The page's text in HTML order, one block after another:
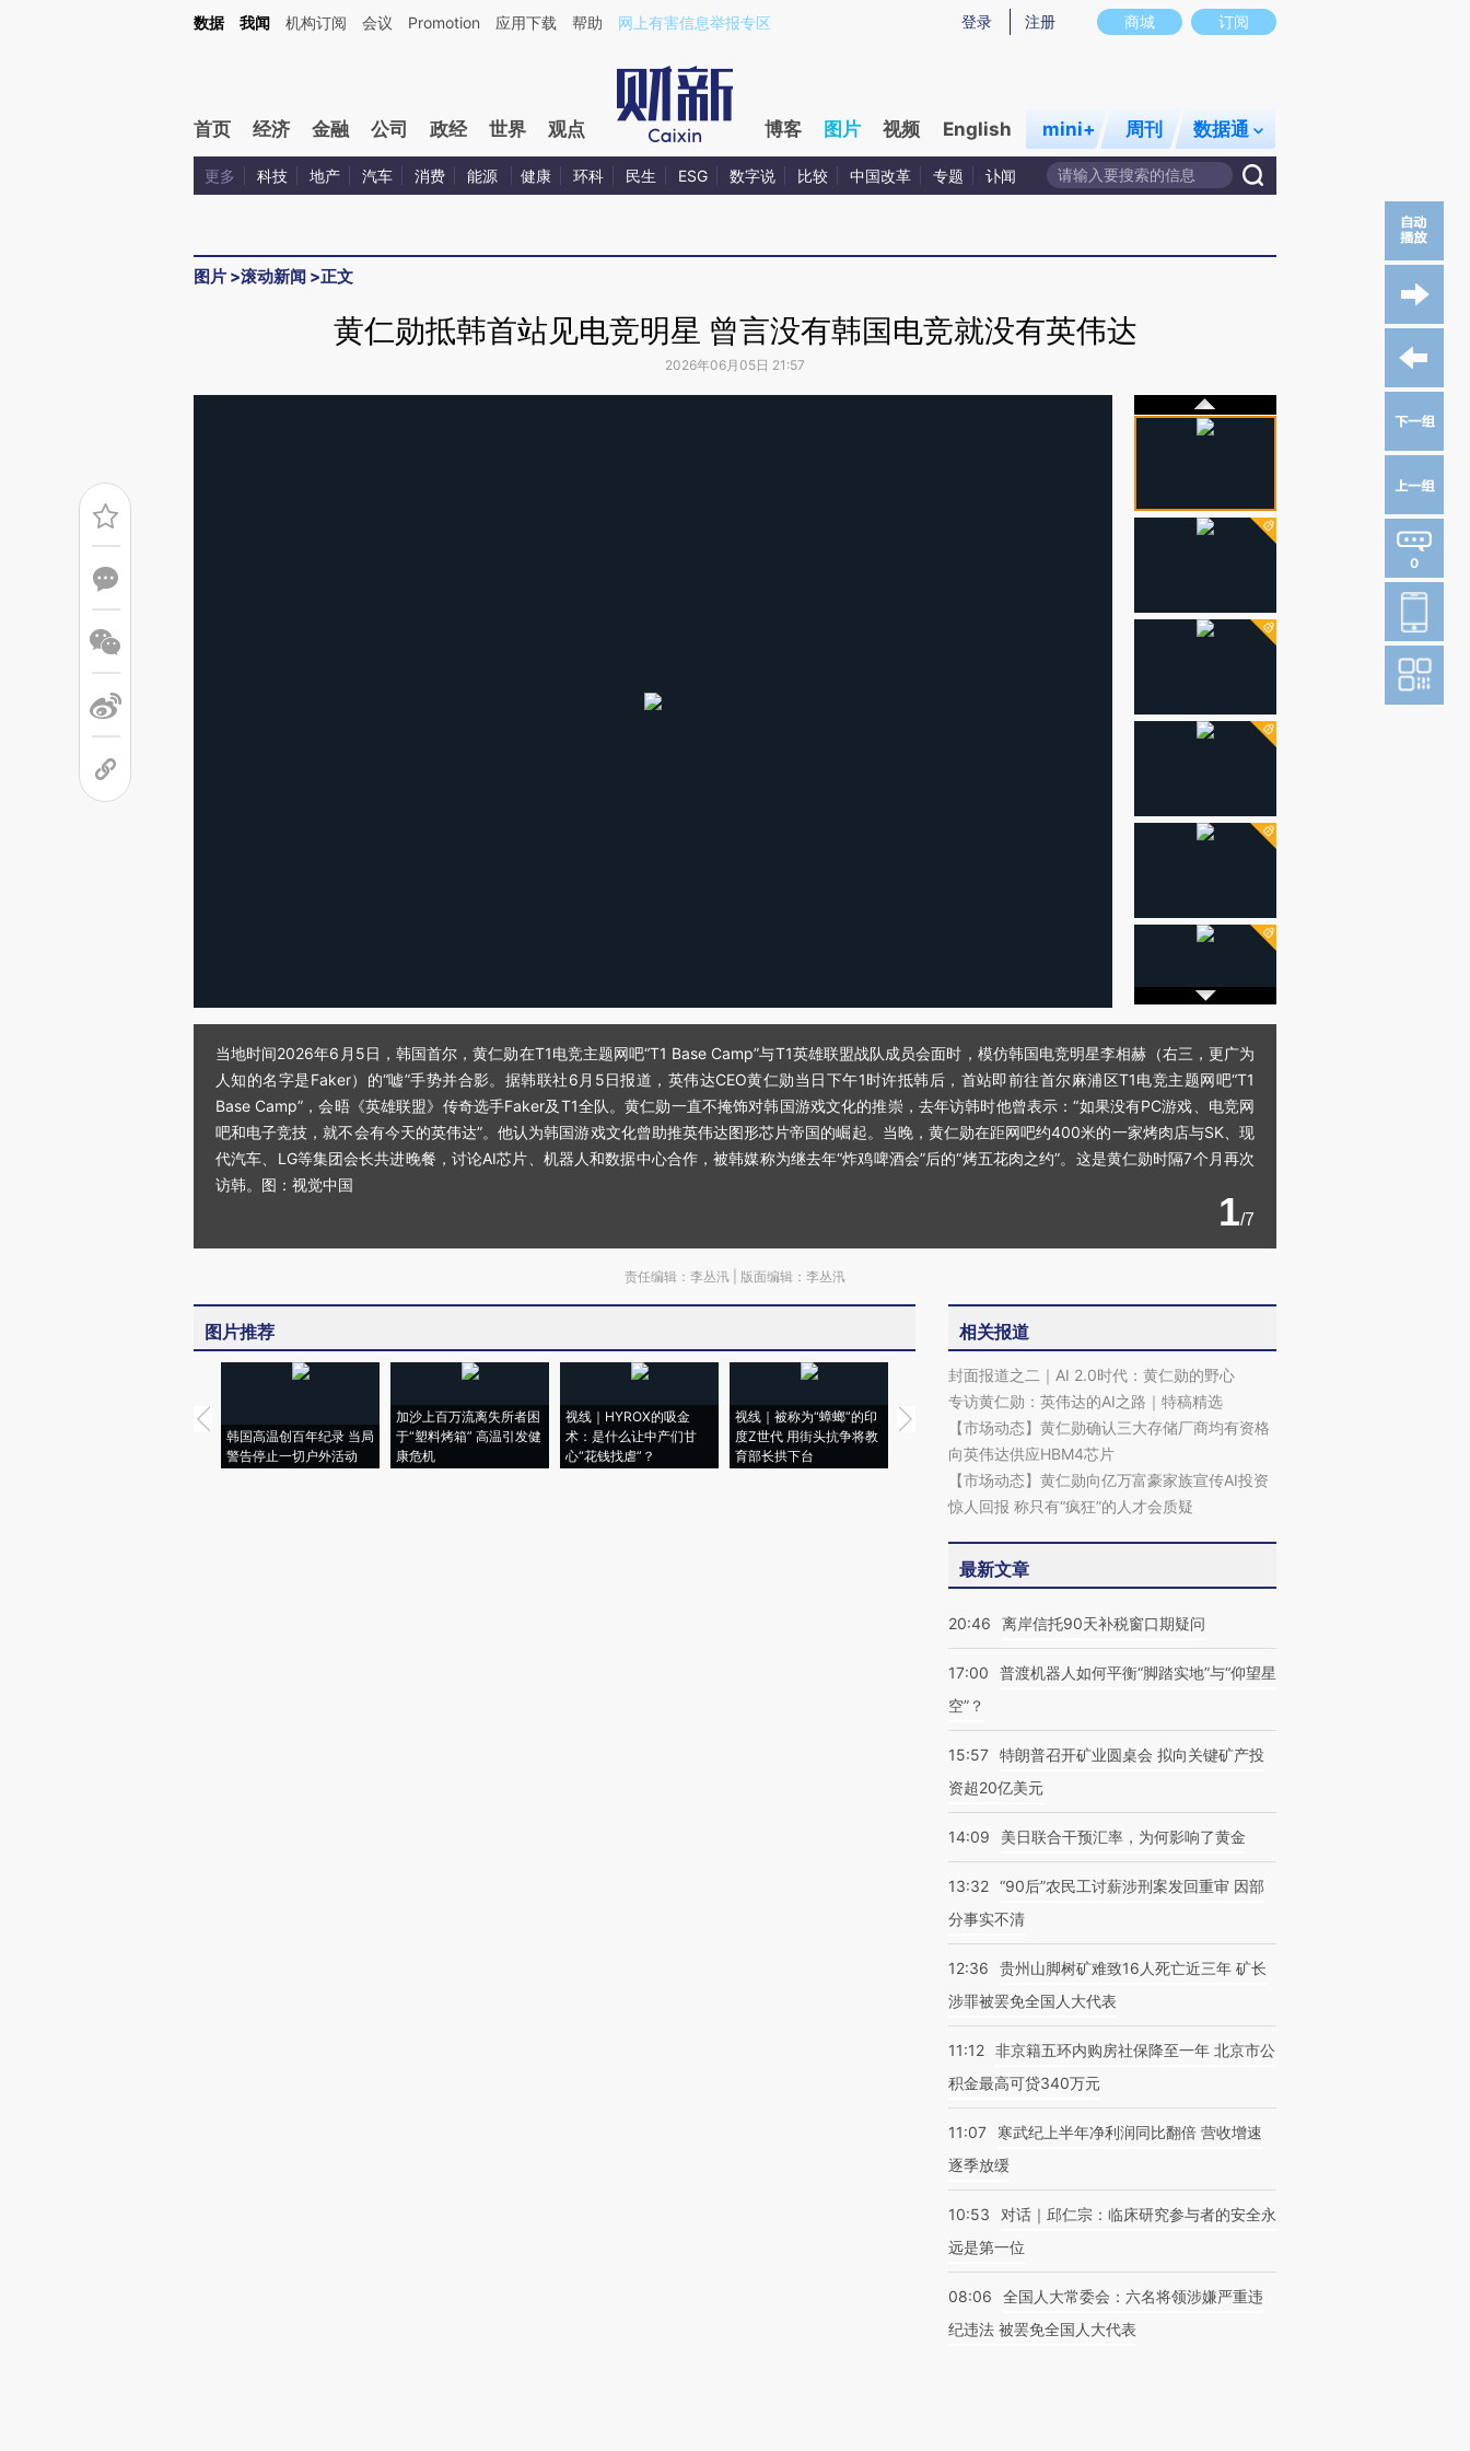
商城 订阅
登录 注册
数据 我闻 机构订阅 会议 Promotion 应用下载 帮助 网上有害信息举报专区
首页 经济 金融 公司 政经 世界 观点 博客 图片 视频 English mini+ 周刊 数据通
更多 科技 地产 汽车 消费 能源 健康 环科 民生 ESG 数字说 比较 中国改革 专题 讣闻
图片 >滚动新闻 >正文
黄仁勋抵韩首站见电竞明星 曾言没有韩国电竞就没有英伟达
2026年06月05日 21:57
0
登
成
当地时间2026年6月5日，韩国首尔，黄仁勋在T1电竞主题网吧“T1 Base Camp”与T1英雄联盟战队成员会面时，模仿韩国电竞明星李相赫（右三，更广为
人知的名字是Faker）的“嘘”手势并合影。据韩联社6月5日报道，英伟达CEO黄仁勋当日下午1时许抵韩后，首站即前往首尔麻浦区T1电竞主题网吧“T1
Base Camp”，会晤《英雄联盟》传奇选手Faker及T1全队。黄仁勋一直不掩饰对韩国游戏文化的推崇，去年访韩时他曾表示：“如果没有PC游戏、电竞网
吧和电子竞技，就不会有今天的英伟达”。他认为韩国游戏文化曾助推英伟达图形芯片帝国的崛起。当晚，黄仁勋在距网吧约400米的一家烤肉店与SK、现
代汽车、LG等集团会长共进晚餐，讨论AI芯片、机器人和数据中心合作，被韩媒称为继去年“炸鸡啤酒会”后的“烤五花肉之约”。这是黄仁勋时隔7个月再次
访韩。图：视觉中国
1/7
责任编辑：李丛汛 | 版面编辑：李丛汛
图片推荐
韩国高温创百年纪录 当局
警告停止一切户外活动
加沙上百万流离失所者困
于“塑料烤箱” 高温引发健
康危机
视线｜HYROX的吸金
术：是什么让中产们甘
心“花钱找虐”？
视线｜被称为“蟑螂”的印
度Z世代 用街头抗争将教
育部长拱下台
视线｜“入侵”还是“人道危
机”？难民潮撕裂西班牙
飞地休达
湖北宜昌局部短时降雨
128毫米 紧急转移近
4000人
哈尔滨遭遇短时极端强降
雨 3小时累计雨量超80毫
相关报道
封面报道之二｜AI 2.0时代：黄仁勋的野心
专访黄仁勋：英伟达的AI之路｜特稿精选
【市场动态】黄仁勋确认三大存储厂商均有资格
向英伟达供应HBM4芯片
【市场动态】黄仁勋向亿万富豪家族宣传AI投资
惊人回报 称只有“疯狂”的人才会质疑
最新文章
20:46 离岸信托90天补税窗口期疑问
17:00
普渡机器人如何平衡“脚踏实地”与“仰望星
空”？
15:57 特朗普召开矿业圆桌会 拟向关键矿产投
资超20亿美元
14:09 美日联合干预汇率，为何影响了黄金
13:32 “90后”农民工讨薪涉刑案发回重审 因部
分事实不清
12:36
贵州山脚树矿难致16人死亡近三年 矿长
涉罪被罢免全国人大代表
11:12 非京籍五环内购房社保降至一年 北京市公
积金最高可贷340万元
11:07
寒武纪上半年净利润同比翻倍 营收增速
逐季放缓
10:53
对话｜邱仁宗：临床研究参与者的安全永
远是第一位
08:06
全国人大常委会：六名将领涉嫌严重违
纪违法 被罢免全国人大代表